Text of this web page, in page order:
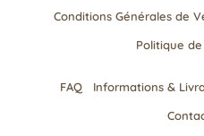
Conditions Générales de
Politique
FAQ Informations &